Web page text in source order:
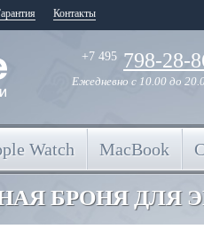
Контакты
+7 495 798-28-
Ежедневно с 10.00 до
Watch MacBook
БРОНЯ ДЛЯ